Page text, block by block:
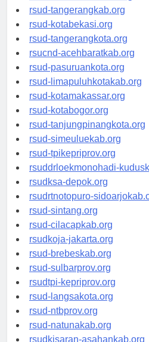
universitasindonesia.org
rsud-tangerangkab.org
rsud-kotabekasi.org
rsud-tangerangkota.org
rsucnd-acehbaratkab.org
rsud-pasuruankota.org
rsud-limapuluhkotakab.org
rsud-kotamakassar.org
rsud-kotabogor.org
rsud-tanjungpinangkota.org
rsud-simeuluekab.org
rsud-tpikepriprov.org
rsuddrloekmonohadi-
rsudksa-depok.org
rsudrtnotopuro-
rsud-sintang.org
rsud-cilacapkab.org
rsudkoja-jakarta.org
rsud-brebeskab.org
rsud-sulbarprov.org
rsudtpi-kepriprov.org
rsud-langsakota.org
rsud-ntbprov.org
rsud-natunakab.org